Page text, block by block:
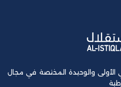
والوحيدة المختصة في مجال